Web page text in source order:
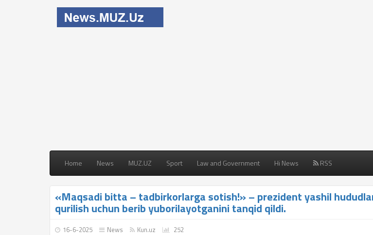
Home News MUZ.UZ Sport Law and Government Hi News RSS
«Maqsadi bitta – tadbirkorlarga sotish!» – prezident yashil
qurilish uchun berib yuborilayotganini tanqid qildi.
16-6-2025 News Kun.uz 252